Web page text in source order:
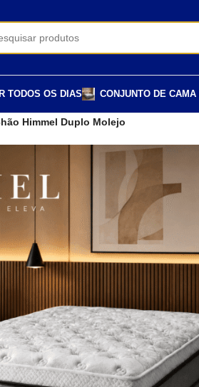
TODOS OS DIAS CONJUNTO DE CAMA
Himmel Duplo Molejo